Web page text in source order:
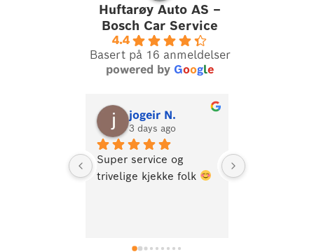
Huftarøy Auto AS –
Bosch Car Service
4.4
Basert på 16 anmeldelser
powered by Google
jogeir N.
3 days ago
Super service og
trivelige kjekke folk